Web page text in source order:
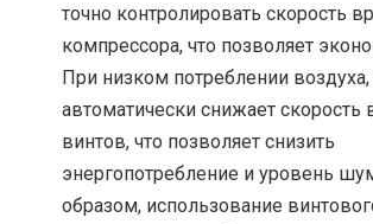
точно контролировать скорость
компрессора, что позволяет
При низком потреблении воздуха,
автоматически снижает скорость
винтов, что позволяет снизить
энергопотребление и уровень
образом, использование